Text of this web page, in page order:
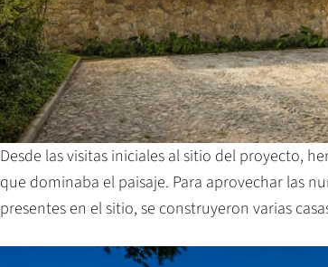
Desde las visitas iniciales al sitio del proyecto,
que dominaba el paisaje. Para aprovechar las
presentes en el sitio, se construyeron varias